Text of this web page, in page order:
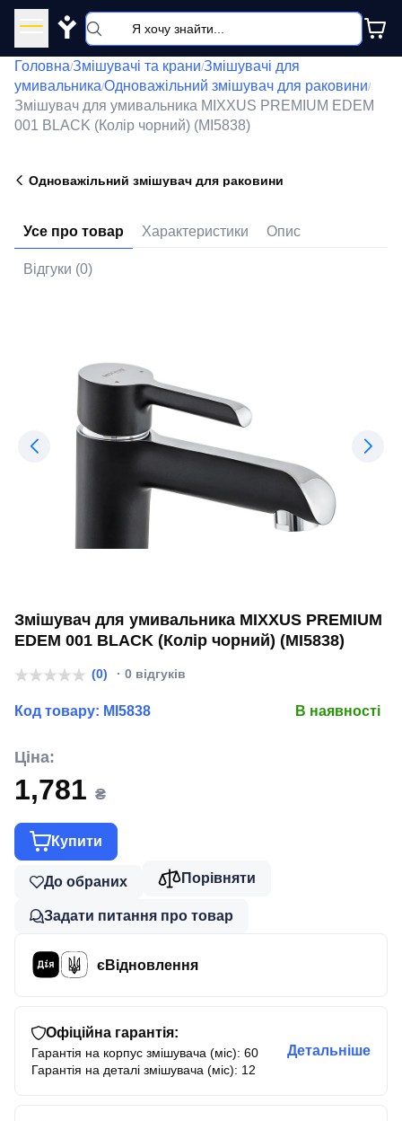
Y
Головна/Змішувачі та крани/Змішувачі для
умивальника/Одноважільний змішувач для раковини/
Змішувач для умивальника MIXXUS PREMIUM EDEM
001 BLACK (Колір чорний) (MI5838)
Одноважільний змішувач для раковини
Усе про товар Характеристики Опис
Відгуки (0)
Змішувач для умивальника MIXXUS PREMIUM
EDEM 001 BLACK (Колір чорний) (MI5838)
(0) · 0 відгуків
Код товару: MI5838 В наявності
Ціна:
1,781 ₴
Купити
До обраних Порівняти
Задати питання про товар
єВідновлення
Офіційна гарантія:
Гарантія на корпус змішувача (міс): 60
Гарантія на деталі змішувача (міс): 12
Детальніше